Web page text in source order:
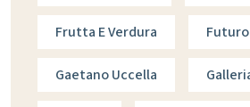
Frutta E Verdura Futuro
Gaetano Uccella